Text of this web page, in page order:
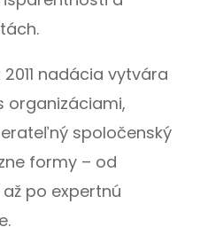
nadácia vytvára
organizáciami,
spoločenský
formy – od
po expertnú